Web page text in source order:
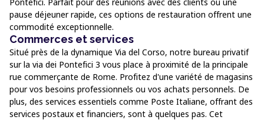
pause déjeuner rapide, ces options de restauration offrent une
commodité exceptionnelle.
Commerces et services
Situé près de la dynamique Via del Corso, notre bureau privatif
sur la via dei Pontefici 3 vous place à proximité de la principale
rue commerçante de Rome. Profitez d'une variété de magasins
pour vos besoins professionnels ou vos achats personnels. De
plus, des services essentiels comme Poste Italiane, offrant des
services postaux et financiers, sont à quelques pas. Cet